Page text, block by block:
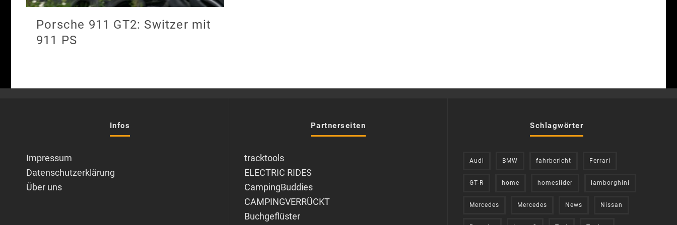
Porsche 911 GT2: Switzer mit
911 PS
Infos
Impressum
Datenschutzerklärung
Über uns
Partnerseiten
tracktools
ELECTRIC RIDES
CampingBuddies
CAMPINGVERRÜCKT
Buchgeflüster
Schlagwörter
Audi BMW fahrbericht Ferrari
GT-R home homeslider lamborghini
Mercedes Mercedes News Nissan